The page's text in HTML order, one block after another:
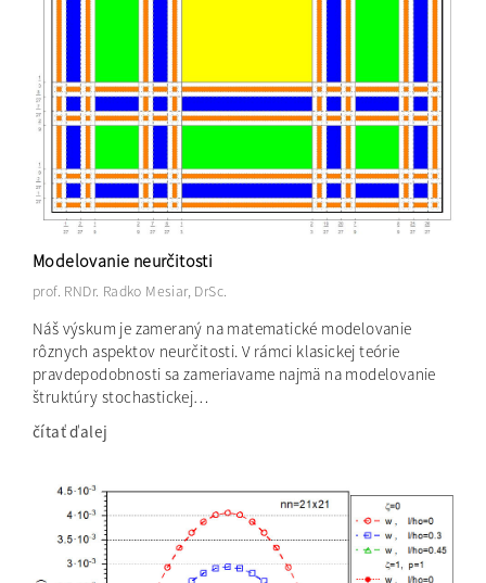
Modelovanie neurčitosti
prof. RNDr. Radko Mesiar, DrSc.
Náš výskum je zameraný na matematické modelovanie
rôznych aspektov neurčitosti. V rámci klasickej teórie
pravdepodobnosti sa zameriavame najmä na modelovanie
štruktúry stochastickej…
čítať ďalej